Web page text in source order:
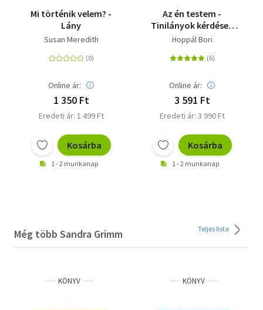
Mi történik velem? -
Lány
Susan Meredith
Online ár:
1 350 Ft
Eredeti ár: 1 499 Ft
Kosárba
1 - 2 munkanap
Az én testem -
Tinilányok kérdései,
Hoppál Bori válaszai
Hoppál Bori
Online ár:
3 591 Ft
Eredeti ár: 3 990 Ft
Kosárba
1 - 2 munkanap
Még több Sandra Grimm Teljes lista
KÖNYV KÖNYV